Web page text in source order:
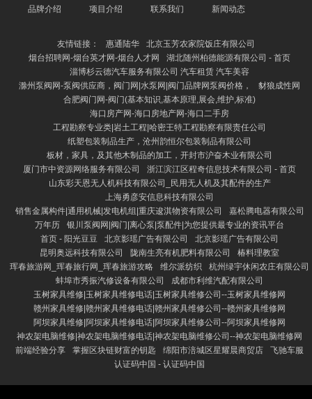
品牌介绍 项目介绍 联系我们 新闻动态
友情链接： 惠通陆华
北京玉芳农家院饭庄有限公司
烟台招聘网-烟台英才网-烟台人才网
湖北随州柏德能源有限公司 - 首页
淄博杉云德汽车服务有限公司 汽车租赁 汽车美容
滁州泵阀网-泵阀供应商，阀门网|水泵网|阀门品牌网泵阀价格，
豺狼成性网
合肥阀门网-阀门(基本知识,基本原理,展会,维护,标准)
海口房产网-海口房地产网-海口二手房
工程勘察专业类|岩土工程|哈密王特工程勘察有限责任公司
纸塑包装制品生产，沧州韵恒尔包装制品有限公司
板材，家具，及其他木制品的加工，开封市沪奋木业有限公司
厦门市中资源网络服务有限公司
浙江滨江区程奇信息技术有限公司 - 首页
山东彩天恩无人机科技有限公司_民用无人机及其配件的生产
上海勇彦安信息科技有限公司
销售金属构件|通用机械|发电机组|重庆逡淇物资有限公司
嘉松腾电器有限公司
万年历
银川泵阀网|阀门|离心泵|泵配件|为您提供最专业的资讯平台
首页 - 阳光豆豆
北京影瑶广告有限公司
北京影瑶广告有限公司
昆明奥远科技有限公司
陇南生亮有机肥料有限公司
椿料理教室
珲春旅游网_珲春旅行网_珲春旅游攻略
维尔派纺织
杭州绿宇休闲农庄有限公司
蚌埠市秀振汽修设备有限公司
成都市利维汽配有限公司
玉树家具维修|玉树家具维修电话|玉树家具维修公司--玉树家具维修网
赣州家具维修|赣州家具维修电话|赣州家具维修公司--赣州家具维修网
阿坝家具维修|阿坝家具维修电话|阿坝家具维修公司--阿坝家具维修网
神农架电脑维修|神农架电脑维修电话|神农架电脑维修公司--神农架电脑维修网
前端经验分享
掌握区块链财富的钥匙 绵阳市涪城区星耀晨商贸店
飞驰车服
认证码中国 - 认证码中国